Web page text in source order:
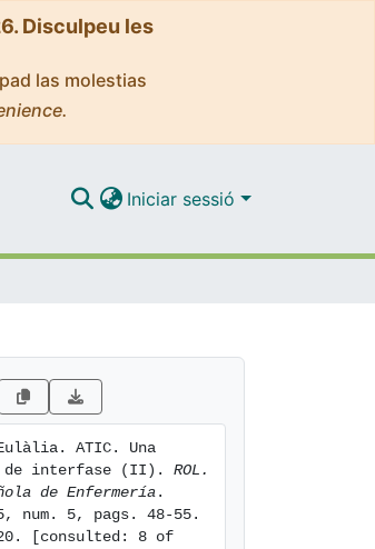
Disculpeu les
las molestias
Iniciar sessió
Eulàlia. ATIC. Una
de interfase (II). ROL.
de Enfermería .
num. 5, pags. 48-55.
[consulted: 8 of